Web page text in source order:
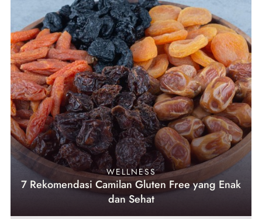
WELLNESS
7 Rekomendasi Camilan Gluten Free yang Enak
dan Sehat